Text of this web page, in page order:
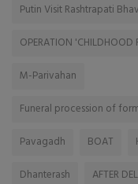
Putin Visit Rashtrapati
OPERATION 'CHILDHOOD
M-Parivahan
Funeral procession of
Pavagadh
BOAT
Dhanterash
AFTER